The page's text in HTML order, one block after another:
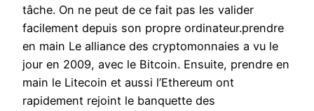
tâche. On ne peut de ce fait pas les valider
facilement depuis son propre ordinateur.prendre
en main Le alliance des cryptomonnaies a vu le
jour en 2009, avec le Bitcoin. Ensuite, prendre en
main le Litecoin et aussi l’Ethereum ont
rapidement rejoint le banquette des